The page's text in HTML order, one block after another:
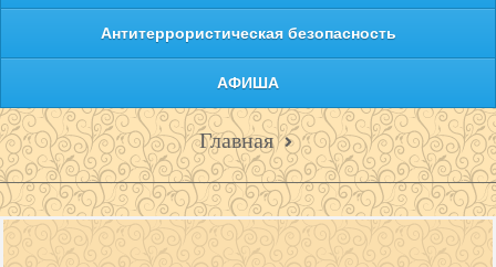
Антитеррористическая безопасность
АФИША
Главная